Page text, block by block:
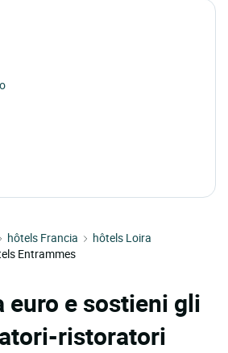
hôtels Francia
hôtels Loira
Entrammes
euro e sostieni gli
ristoratori